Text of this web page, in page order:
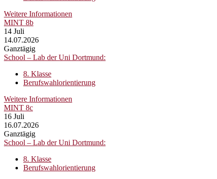
Weitere Informationen
MINT 8b
14 Juli
14.07.2026
Ganztägig
School – Lab der Uni Dortmund:
8. Klasse
Berufswahlorientierung
Weitere Informationen
MINT 8c
16 Juli
16.07.2026
Ganztägig
School – Lab der Uni Dortmund:
8. Klasse
Berufswahlorientierung